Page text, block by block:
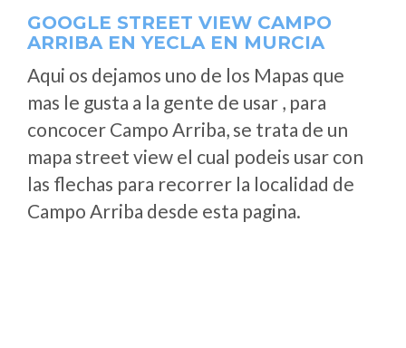
GOOGLE STREET VIEW CAMPO
ARRIBA EN YECLA EN MURCIA
Aqui os dejamos uno de los Mapas que
mas le gusta a la gente de usar , para
concocer Campo Arriba, se trata de un
mapa street view el cual podeis usar con
las flechas para recorrer la localidad de
Campo Arriba desde esta pagina.